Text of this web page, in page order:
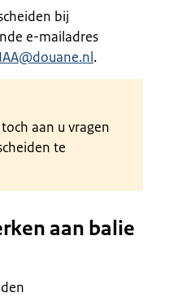
bij
e-mailadres
.
aan u vragen
te
aan balie